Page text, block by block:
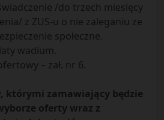
/do trzech miesięcy
z ZUS-u o nie zaleganiu ze
społeczne.
wadium.
– zał. nr 6.
którymi zamawiający będzie
oferty wraz z